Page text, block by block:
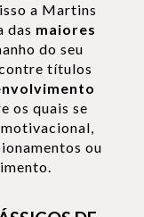
a Martins
das maiores
do seu
títulos
os quais se
ou